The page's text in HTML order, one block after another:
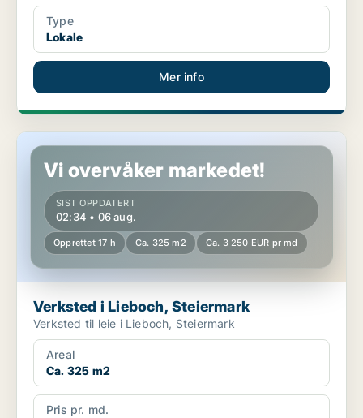
Type
Lokale
Mer info
Verksted i Lieboch, Steiermark
Vi overvåker markedet!
SIST OPPDATERT
02:34 • 06 aug.
Opprettet 17 h Ca. 325 m2 Ca. 3 250 EUR pr md
Verksted i Lieboch, Steiermark
Verksted til leie i Lieboch, Steiermark
Areal
Ca. 325 m2
Pris pr. md.